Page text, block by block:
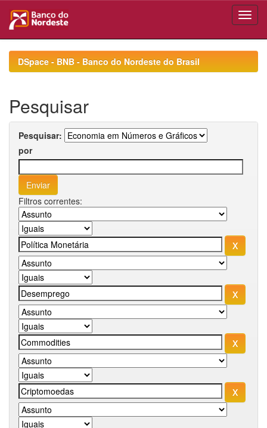
navigationDSpace - BNB - Banco do Nordeste do Brasil
Pesquisar
Pesquisar:
por
Filtros correntes: